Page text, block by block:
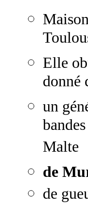
Elle
donné
un
Malte
de
de